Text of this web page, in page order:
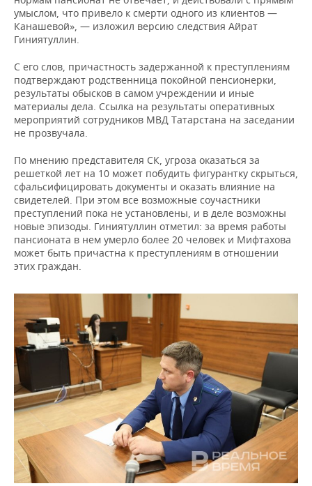
умыслом, что привело к смерти одного из клиентов —
Канашевой», — изложил версию следствия Айрат
Гиниятуллин.
С его слов, причастность задержанной к преступлениям
подтверждают родственница покойной пенсионерки,
результаты обысков в самом учреждении и иные
материалы дела. Ссылка на результаты оперативных
мероприятий сотрудников МВД Татарстана на заседании
не прозвучала.
По мнению представителя СК, угроза оказаться за
решеткой лет на 10 может побудить фигурантку скрыться,
сфальсифицировать документы и оказать влияние на
свидетелей. При этом все возможные соучастники
преступлений пока не установлены, и в деле возможны
новые эпизоды. Гиниятуллин отметил: за время работы
пансионата в нем умерло более 20 человек и Мифтахова
может быть причастна к преступлениям в отношении
этих граждан.